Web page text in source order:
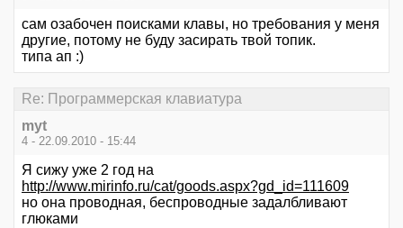
сам озабочен поисками клавы, но требования у меня
другие, потому не буду засирать твой топик.
типа ап :)
Re: Программерская клавиатура
myt
4 - 22.09.2010 - 15:44
Я сижу уже 2 год на
http://www.mirinfo.ru/cat/goods.aspx?gd_id=111609
но она проводная, беспроводные задалбливают
глюками